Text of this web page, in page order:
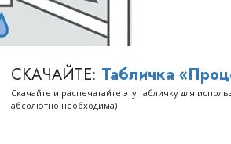
СКАЧАЙТЕ: Табличка
Скачайте и распечатайте эту табличку для
абсолютно необходима)